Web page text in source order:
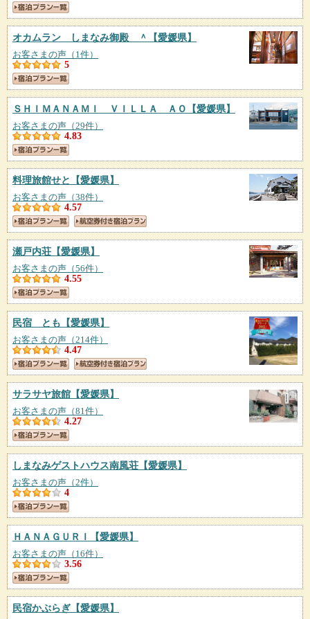
オカムラン しまなみ御殿 ＾ 【愛媛県】
お客さまの声（1件）
5
ＳＨＩＭＡＮＡＭＩ ＶＩＬＬＡ ＡＯ 【愛媛県】
お客さまの声（29件）
4.83
料理旅館せと 【愛媛県】
お客さまの声（38件）
4.57
瀬戸内荘 【愛媛県】
お客さまの声（56件）
4.55
民宿 とも 【愛媛県】
お客さまの声（214件）
4.47
サラサヤ旅館 【愛媛県】
お客さまの声（81件）
4.27
しまなみゲストハウス南風荘 【愛媛県】
お客さまの声（2件）
4
ＨＡＮＡＧＵＲＩ 【愛媛県】
お客さまの声（16件）
3.56
民宿かぶらぎ 【愛媛県】